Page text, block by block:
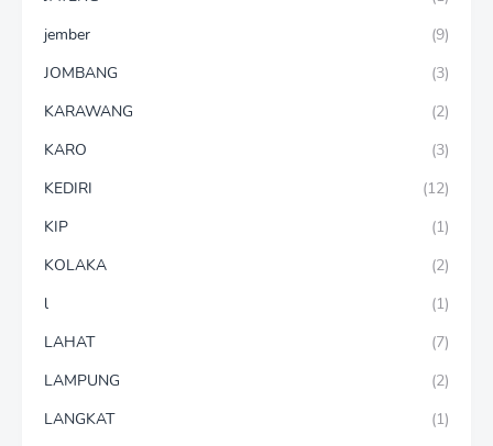
jember
(9)
JOMBANG
(3)
KARAWANG
(2)
KARO
(3)
KEDIRI
(12)
KIP
(1)
KOLAKA
(2)
l
(1)
LAHAT
(7)
LAMPUNG
(2)
LANGKAT
(1)